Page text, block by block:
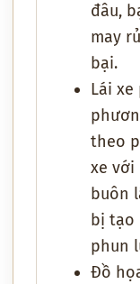
đâu,
may
bại.
Lái xe
theo
xe với
buôn
bị tạo
phun
Đồ